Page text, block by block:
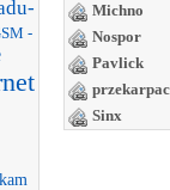
-
Michno
Nospor
Pavlick
Sinx